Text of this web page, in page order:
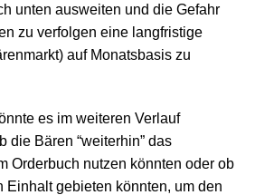
unten ausweiten und die Gefahr
zu verfolgen eine langfristige
auf Monatsbasis zu
es im weiteren Verlauf
die Bären “weiterhin” das
Orderbuch nutzen könnten oder ob
Einhalt gebieten könnten, um den